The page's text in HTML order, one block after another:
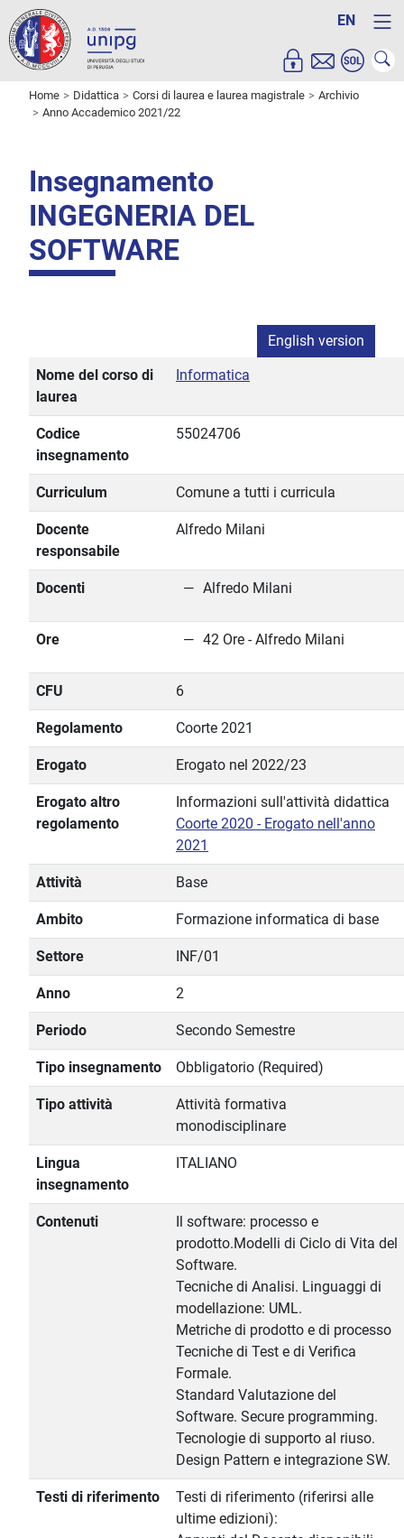
EN
Home Didattica Corsi di laurea e laurea magistrale
Archivio
Anno Accademico 2021/22
Insegnamento
INGEGNERIA DEL
SOFTWARE
English version
Nome del corso di
laurea
Informatica
Codice
insegnamento
55024706
Curriculum Comune a tutti i curricula
Docente
responsabile
Alfredo Milani
Docenti Alfredo Milani
Ore 42 Ore - Alfredo Milani
CFU 6
Regolamento Coorte 2021
Erogato Erogato nel 2022/23
Erogato altro
regolamento
Informazioni sull'attività didattica
Coorte 2020 - Erogato nell'anno
2021
Attività Base
Ambito Formazione informatica di base
Settore INF/01
Anno 2
Periodo Secondo Semestre
Tipo insegnamento Obbligatorio (Required)
Tipo attività
Attività formativa
monodisciplinare
Lingua
insegnamento
ITALIANO
Contenuti
Il software: processo e
prodotto.Modelli di Ciclo di Vita del
Software.
Tecniche di Analisi. Linguaggi di
modellazione: UML.
Metriche di prodotto e di processo
Tecniche di Test e di Verifica
Formale.
Standard Valutazione del
Software. Secure programming.
Tecnologie di supporto al riuso.
Design Pattern e integrazione SW.
Testi di riferimento
Testi di riferimento (riferirsi alle
ultime edizioni):